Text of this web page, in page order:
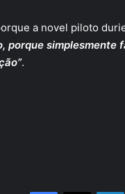
a novel piloto
porque simplesmente
.
Facebook
X